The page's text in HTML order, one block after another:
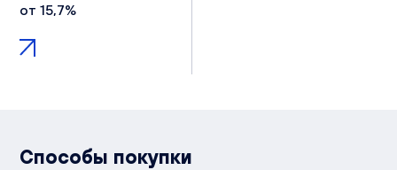
от 15,7%
Способы покупки